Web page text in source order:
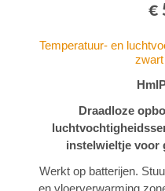
€
Temperatuur- en
Draadloze
instelwieltje voor
Werkt op batterijen.